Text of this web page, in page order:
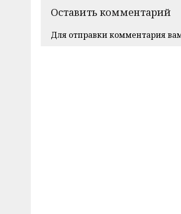
Оставить комментарий
Для отправки комментария